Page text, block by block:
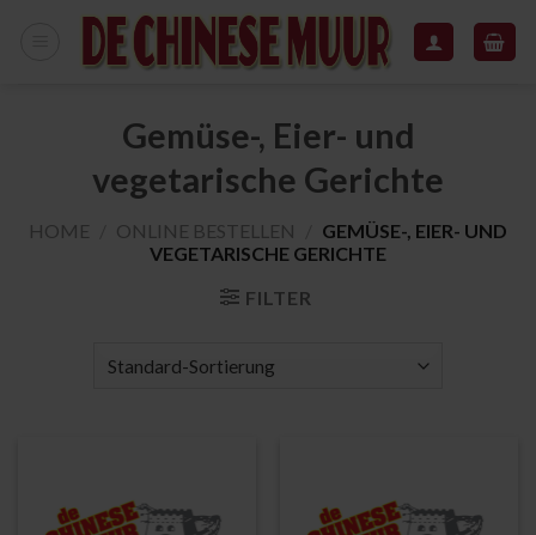
Gemüse-, Eier- und
vegetarische Gerichte
HOME ONLINE BESTELLEN
GEMÜSE-, EIER- UND
VEGETARISCHE GERICHTE
FILTER